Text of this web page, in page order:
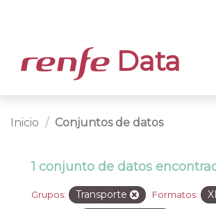
Data
Inicio Conjuntos de datos
1 conjunto de datos
Grupos: Transporte Formatos: